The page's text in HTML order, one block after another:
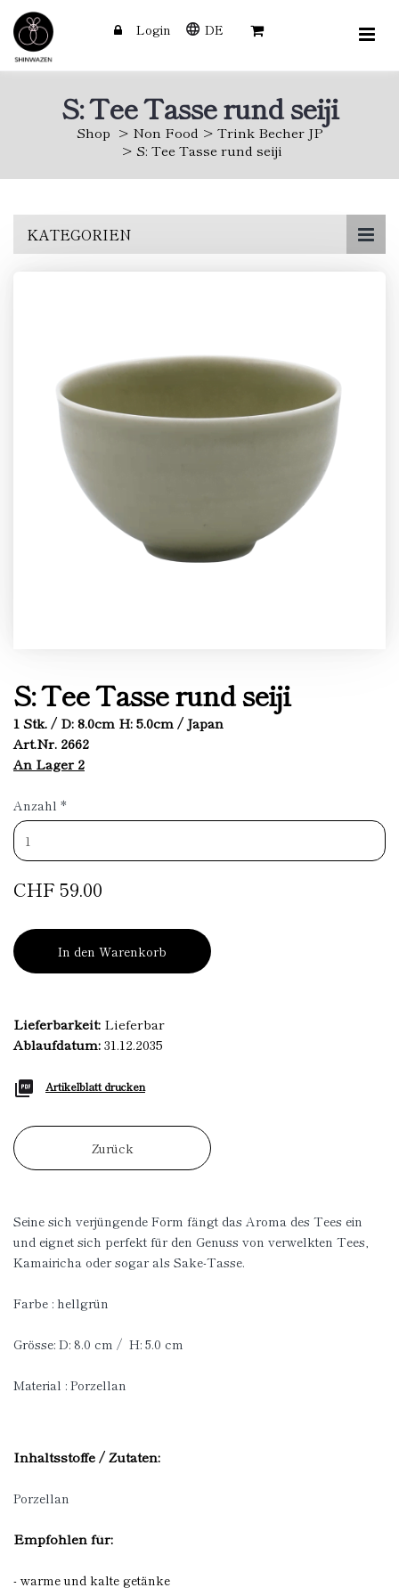
Login DE
S: Tee Tasse rund seiji
Shop Non Food
Trink Becher JP
S: Tee Tasse rund seiji
KATEGORIEN
S: Tee Tasse rund seiji
1 Stk. / D: 8.0cm H: 5.0cm / Japan
Art.Nr. 2662
An Lager 2
Anzahl *
CHF 59.00
In den Warenkorb
Lieferbarkeit: Lieferbar
Ablaufdatum:31.12.2035
Artikelblatt drucken
Zurück
Seine sich verjüngende Form fängt das Aroma des Tees ein
und eignet sich perfekt für den Genuss von verwelkten Tees,
Kamairicha oder sogar als Sake-Tasse.
Farbe : hellgrün
Grösse: D: 8.0 cm / H: 5.0 cm
Material : Porzellan
Inhaltsstoffe / Zutaten:
Porzellan
Empfohlen für:
- warme und kalte getänke